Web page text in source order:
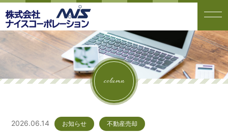
column
2026.06.14 お知らせ 不動産売却